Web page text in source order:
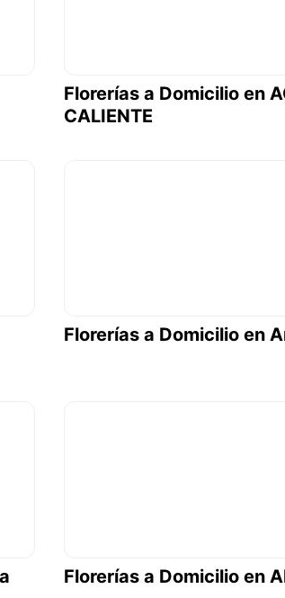
Florerías a Domicilio en
CALIENTE
Florerías a Domicilio en
Florerías a Domicilio en